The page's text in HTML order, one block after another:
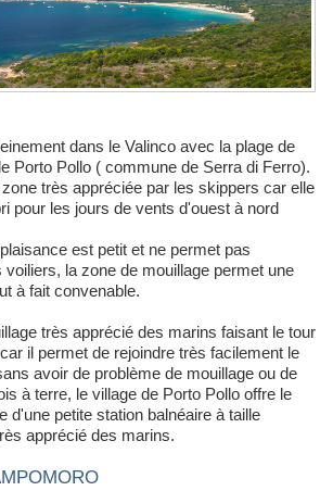
Porto Pollo ( commune de Serra di Ferro).
très appréciée par les skippers car elle
pour les jours de vents d'ouest à nord
est petit et ne permet pas
la zone de mouillage permet une
à fait convenable.
très apprécié des marins faisant le tour
il permet de rejoindre très facilement le
avoir de problème de mouillage ou de
à terre, le village de Porto Pollo offre le
d'une petite station balnéaire à taille
apprécié des marins.